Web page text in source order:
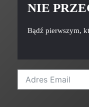
NIE
Bądź pierwszym,